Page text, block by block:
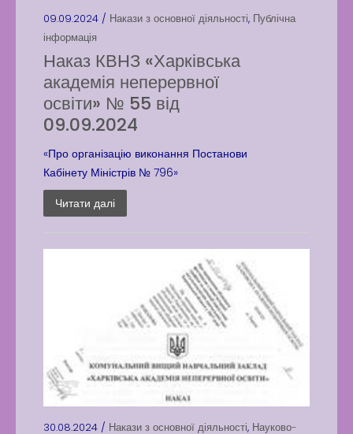
09.09.2024 / Накази з основної діяльності, Публічна
інформація
Наказ КВНЗ «Харківська
академія неперервної
освіти» № 55 від
09.09.2024
«Про організацію виконання Постанови
Кабінету Міністрів № 796»
Читати далі
30.08.2024 / Накази з основної діяльності, Науково-